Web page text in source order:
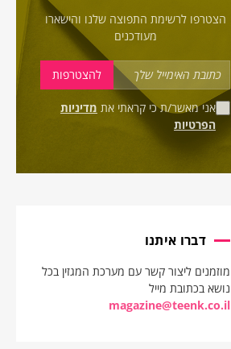
הצטרפו לרשימת התפוצה שלנו והישארו
מעודכנים
אני מאשר/ת כי קראתי את מדיניות
הפרטיות
דברו איתנו
מוזמנים ליצור קשר עם מערכת המגזין בכל
נושא בכתובת מייל
magazine@teenk.co.il